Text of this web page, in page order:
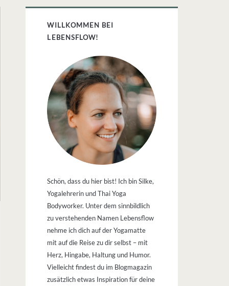
Primäre
Sidebar
WILLKOMMEN BEI
LEBENSFLOW!
Schön, dass du hier bist! Ich bin Silke,
Yogalehrerin und Thai Yoga
Bodyworker. Unter dem sinnbildlich
zu verstehenden Namen Lebensflow
nehme ich dich auf der Yogamatte
mit auf die Reise zu dir selbst – mit
Herz, Hingabe, Haltung und Humor.
Vielleicht findest du im Blogmagazin
zusätzlich etwas Inspiration für deine